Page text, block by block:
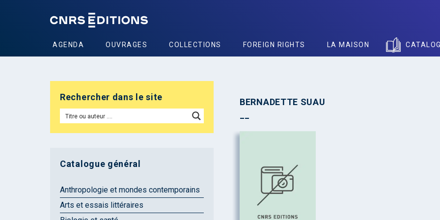
AGENDA OUVRAGES COLLECTIONS FOREIGN RIGHTS LA MAISON
BERNADETTE SUAU
Rechercher dans le site
Catalogue général
Anthropologie et mondes contemporains
Arts et essais littéraires